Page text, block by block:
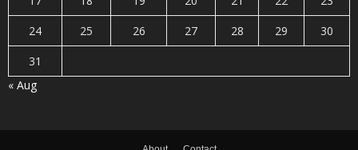
24
25 26 27 28 29
30
31
« Aug